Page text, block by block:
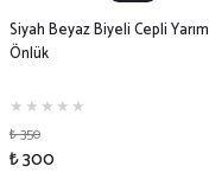
Siyah Beyaz Biyeli Cepli Yarım
Önlük
₺ 350
₺ 300